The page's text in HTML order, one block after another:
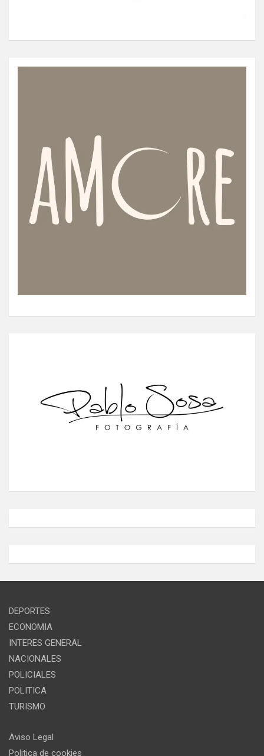
DEPORTES
ECONOMIA
INTERES GENERAL
NACIONALES
POLICIALES
POLITICA
TURISMO
Aviso Legal
Politica de cookies